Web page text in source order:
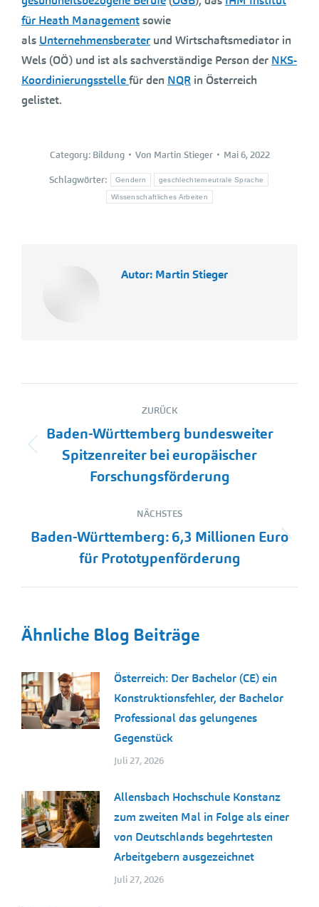
für Heath Managementsowie
als Unternehmensberater und Wirtschaftsmediator in
Wels (OÖ) und ist als sachverständige Person der NKS-
Koordinierungsstellefür den NQR in Österreich
gelistet.
Category: Bildung Von Martin Stieger Mai 6, 2022
Schlagwörter: Gendern geschlechterneutrale Sprache
Wissenschaftliches Arbeiten
Autor: Martin Stieger
Kommentarnavigation
ZURÜCK
Vorheriger
Beitrag:
Baden-Württemberg bundesweiter
Spitzenreiter bei europäischer
Forschungsförderung
NÄCHSTES
Nächster
Beitrag:
Baden-Württemberg: 6,3 Millionen Euro
für Prototypenförderung
Ähnliche Blog Beiträge
Österreich: Der Bachelor (CE) ein
Konstruktionsfehler, der Bachelor
Professional das gelungenes
Gegenstück
Juli 27, 2026
Allensbach Hochschule Konstanz
zum zweiten Mal in Folge als einer
von Deutschlands begehrtesten
Arbeitgebern ausgezeichnet
Juli 27, 2026